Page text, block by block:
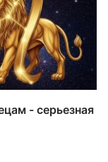
- серьезная